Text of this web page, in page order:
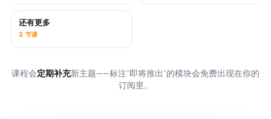
即将推出
还有更多
2 节课
课程会定期补充新主题——标注“即将推出”的模块会免费出现在你的
订阅里。